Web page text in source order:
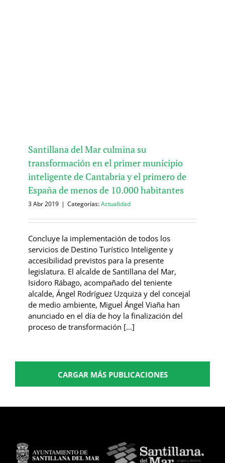
Santillana del Mar culmina su
transformación en el primer municipio
inteligente de Cantabria y el primero de
España de menos de 10.000 habitantes
3 Abr 2019 | Categorías:Actualidad
Concluye la implementación de todos los
servicios de Destino Turístico Inteligente y
accesibilidad previstos para la presente
legislatura. El alcalde de Santillana del Mar,
Isidoro Rábago, acompañado del teniente
alcalde, Ángel Rodríguez Uzquiza y del concejal
de medio ambiente, Miguel Ángel Viaña han
anunciado en el día de hoy la finalización del
proceso de transformación [...]
CARGAR MÁS PUBLICACIONES